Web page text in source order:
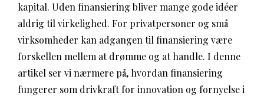
kapital. Uden finansiering bliver mange gode idéer
aldrig til virkelighed. For privatpersoner og små
virksomheder kan adgangen til finansiering være
forskellen mellem at drømme og at handle. I denne
artikel ser vi nærmere på, hvordan finansiering
fungerer som drivkraft for innovation og fornyelse i